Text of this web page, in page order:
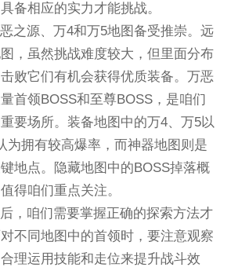
备相应的实力才能挑战。
之源、万4和万5地图备受推崇。远
，虽然挑战难度较大，但里面分布
败它们有机会获得优质装备。万恶
首领BOSS和至尊BOSS，是咱们
要场所。装备地图中的万4、万5以
为拥有较高爆率，而神器地图则是
地点。隐藏地图中的BOSS掉落概
得咱们重点关注。
，咱们需要掌握正确的探索方法才
不同地图中的首领时，要注意观察
理运用技能和走位来提升战斗效